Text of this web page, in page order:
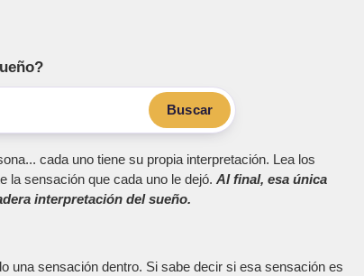
Buscar
cada uno tiene su propia interpretación. Lea los
la sensación que cada uno le dejó. Al final, esa única
interpretación del sueño.
una sensación dentro. Si sabe decir si esa sensación es